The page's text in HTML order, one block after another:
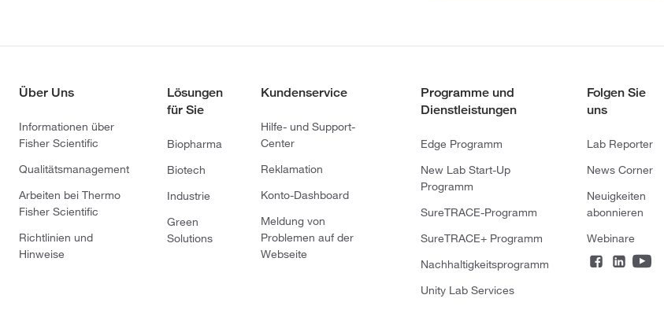
Über Uns
Informationen über
Fisher Scientific
Qualitätsmanagement
Arbeiten bei Thermo
Fisher Scientific
Richtlinien und
Hinweise
Lösungen
für Sie
Biopharma
Biotech
Industrie
Green
Solutions
Kundenservice
Hilfe- und Support-
Center
Reklamation
Konto-Dashboard
Meldung von
Problemen auf der
Webseite
Programme und
Dienstleistungen
Edge Programm
New Lab Start-Up
Programm
SureTRACE-Programm
SureTRACE+ Programm
Nachhaltigkeitsprogramm
Unity Lab Services
Folgen Sie
uns
Lab Reporter
News Corner
Neuigkeiten
abonnieren
Webinare